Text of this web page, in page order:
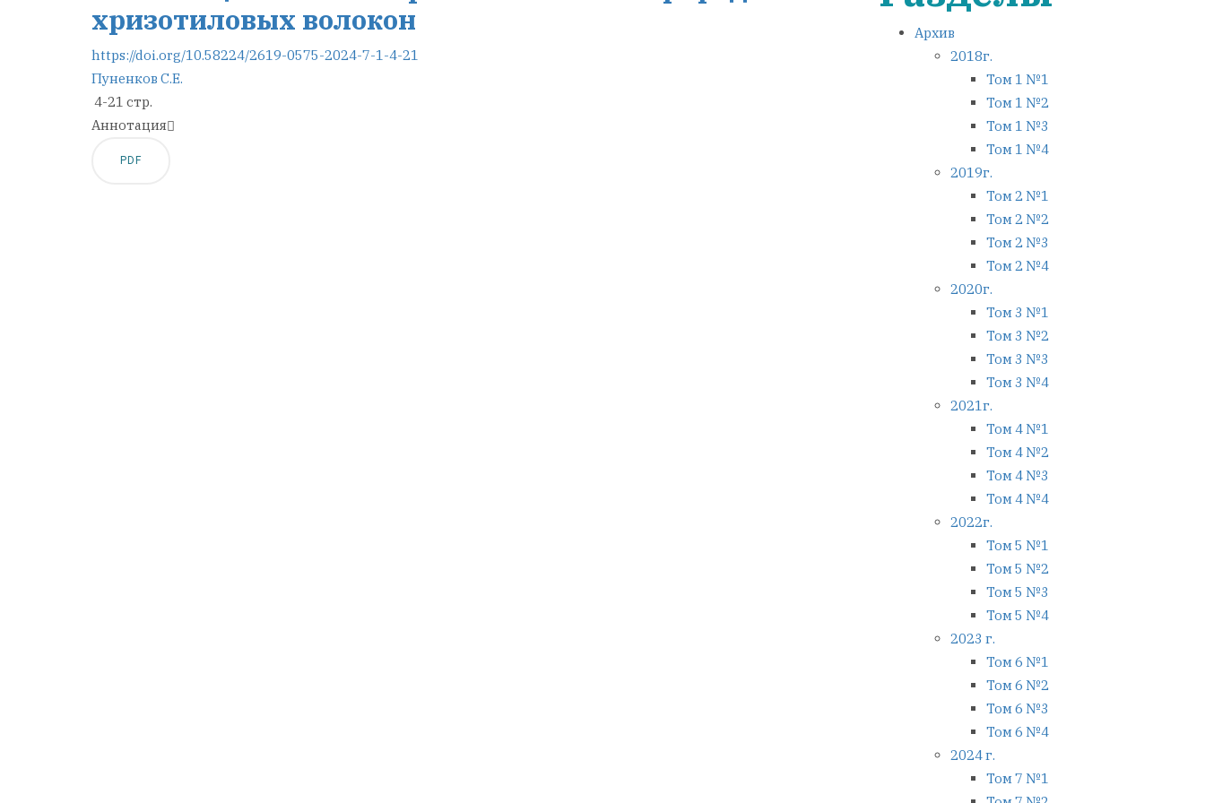
хризотиловых волокон
https://doi.org/10.58224/2619-0575-2024-7-1-4-21
Пуненков С.Е.
4-21 стр.
Аннотация
PDF
Архив
2018г.
Том 1 №1
Том 1 №2
Том 1 №3
Том 1 №4
2019г.
Том 2 №1
Том 2 №2
Том 2 №3
Том 2 №4
2020г.
Том 3 №1
Том 3 №2
Том 3 №3
Том 3 №4
2021г.
Том 4 №1
Том 4 №2
Том 4 №3
Том 4 №4
2022г.
Том 5 №1
Том 5 №2
Том 5 №3
Том 5 №4
2023 г.
Том 6 №1
Том 6 №2
Том 6 №3
Том 6 №4
2024 г.
Том 7 №1